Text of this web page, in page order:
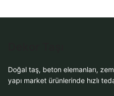
Doğal taş, beton elemanları,
yapı market ürünlerinde hızlı